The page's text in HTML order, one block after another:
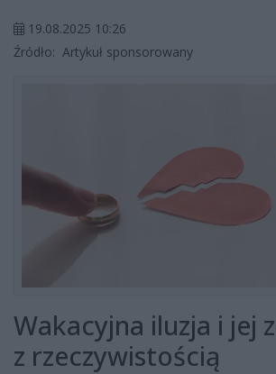
19.08.2025 10:26
Źródło: Artykuł sponsorowany
Wakacyjna iluzja i jej
z rzeczywistością